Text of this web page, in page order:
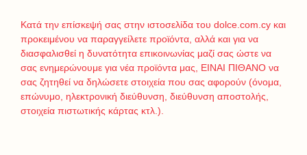
Κατά την επίσκεψή σας στην ιστοσελίδα του dolce.com.cy και
προκειμένου να παραγγείλετε προϊόντα, αλλά και για να
διασφαλισθεί η δυνατότητα επικοινωνίας μαζί σας ώστε να
σας ενημερώνουμε για νέα προϊόντα μας, ΕΙΝΑΙ ΠΙΘΑΝΟ να
σας ζητηθεί να δηλώσετε στοιχεία που σας αφορούν (όνομα,
επώνυμο, ηλεκτρονική διεύθυνση, διεύθυνση αποστολής,
στοιχεία πιστωτικής κάρτας κτλ.).